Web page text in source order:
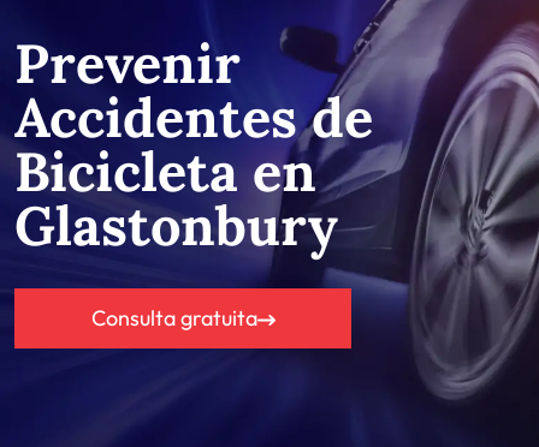
Prevenir
Accidentes de
Bicicleta en
Glastonbury
Consulta gratuita